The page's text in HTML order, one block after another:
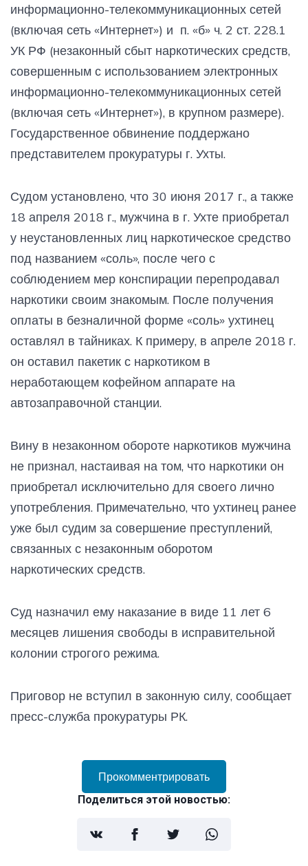
информационно-телекоммуникационных сетей
(включая сеть «Интернет») и п. «б» ч. 2 ст. 228.1
УК РФ (незаконный сбыт наркотических средств,
совершенным с использованием электронных
информационно-телекоммуникационных сетей
(включая сеть «Интернет»), в крупном размере).
Государственное обвинение поддержано
представителем прокуратуры г. Ухты.
Судом установлено, что 30 июня 2017 г., а также
18 апреля 2018 г., мужчина в г. Ухте приобретал
у неустановленных лиц наркотическое средство
под названием «соль», после чего с
соблюдением мер конспирации перепродавал
наркотики своим знакомым. После получения
оплаты в безналичной форме «соль» ухтинец
оставлял в тайниках. К примеру, в апреле 2018 г.
он оставил пакетик с наркотиком в
неработающем кофейном аппарате на
автозаправочной станции.
Вину в незаконном обороте наркотиков мужчина
не признал, настаивая на том, что наркотики он
приобретал исключительно для своего лично
употребления. Примечательно, что ухтинец ранее
уже был судим за совершение преступлений,
связанных с незаконным оборотом
наркотических средств.
Суд назначил ему наказание в виде 11 лет 6
месяцев лишения свободы в исправительной
колонии строгого режима.
Приговор не вступил в законную силу, сообщает
пресс-служба прокуратуры РК.
Прокомментрировать
Поделиться этой новостью: